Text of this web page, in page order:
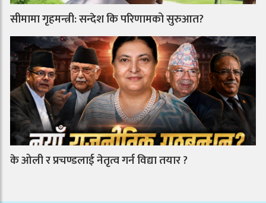
सीमामा गृहमन्त्री: सन्देश कि परिणामको सुरुआत?
के ओली र प्रचण्डलाई नेतृत्व गर्न विद्या तयार ?